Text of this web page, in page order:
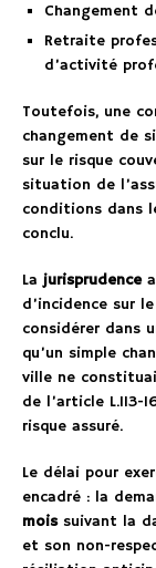
Changement
Retraite
d’activité
Toutefois, une
changement de
sur le risque
situation de
conditions dans
conclu.
Lajurisprudencea
d’incidence sur
considérer dans
qu’un simple
ville ne
de l’article
risque assuré.
Le délai pour
encadré : la
moissuivant la
et son non-